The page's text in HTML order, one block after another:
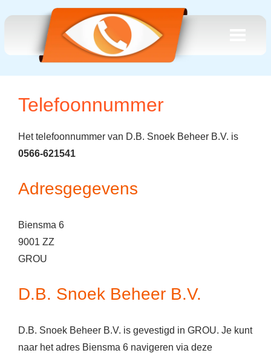
Telefoonnummer
Het telefoonnummer van D.B. Snoek Beheer B.V. is
0566-621541
Adresgegevens
Biensma 6
9001 ZZ
GROU
D.B. Snoek Beheer B.V.
D.B. Snoek Beheer B.V. is gevestigd in GROU. Je kunt
naar het adres Biensma 6 navigeren via deze